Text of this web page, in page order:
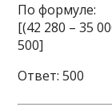
По формуле:
[(42 280 – 35
500]
Ответ: 500